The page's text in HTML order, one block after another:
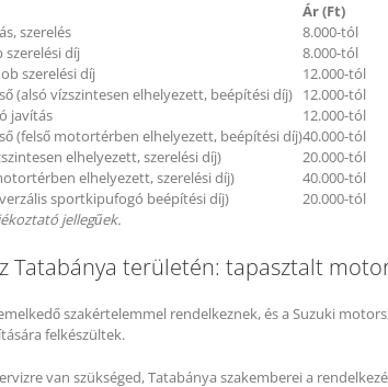
Ár (Ft)
szerelés
8.000-tól
díj
8.000-tól
szerelési díj
12.000-tól
(alsó vízszintesen elhelyezett, beépítési díj) 12.000-tól
javítás
12.000-tól
(felső motortérben elhelyezett, beépítési díj)40.000-tól
elhelyezett, szerelési díj)
20.000-tól
elhelyezett, szerelési díj)
40.000-tól
sportkipufogó beépítési díj)
20.000-tól
jellegűek.
Tatabánya területén: tapasztalt
szakértelemmel rendelkeznek, és a Suzuki
felkészültek.
van szükséged, Tatabánya szakemberei a